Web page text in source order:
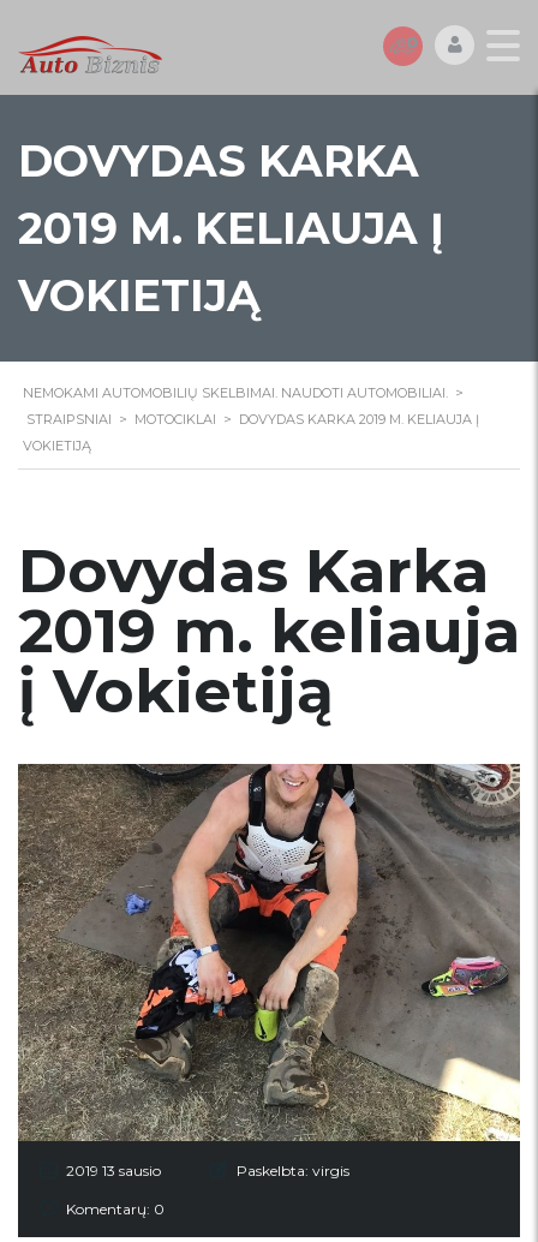
DOVYDAS KARKA
2019 M. KELIAUJA Į
VOKIETIJĄ
NEMOKAMI AUTOMOBILIŲ SKELBIMAI. NAUDOTI AUTOMOBILIAI. >
STRAIPSNIAI > MOTOCIKLAI > DOVYDAS KARKA 2019 M. KELIAUJA Į
VOKIETIJĄ
Dovydas Karka
2019 m. keliauja
į Vokietiją
2019 13 sausio Paskelbta: virgis
Komentarų: 0